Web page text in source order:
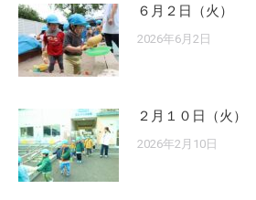
６月２日（火）
2026年6月2日
２月１０日（火）
2026年2月10日